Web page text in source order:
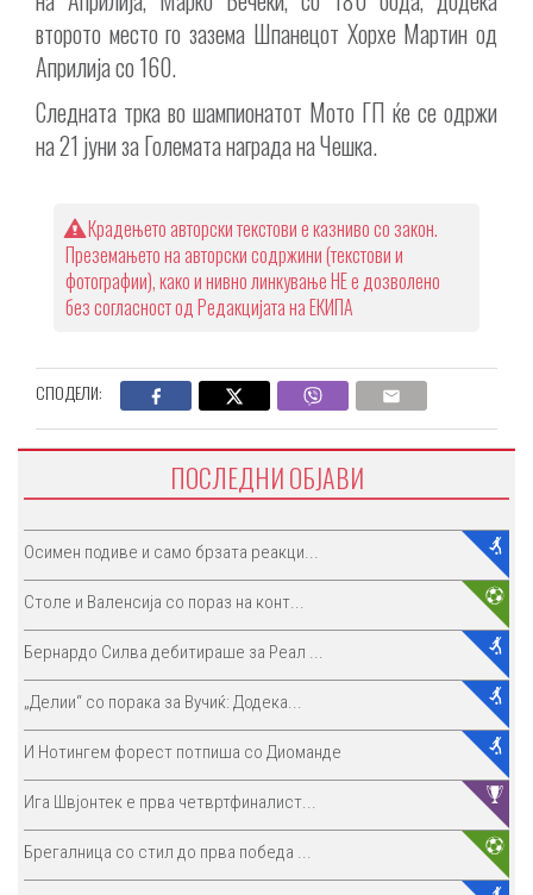
второто место го зазема Шпанецот Хорхе Мартин од
Априлија со 160.
Следната трка во шампионатот Мото ГП ќе се одржи
на 21 јуни за Големата награда на Чешка.
Крадењето авторски текстови е казниво со закон.
Преземањето на авторски содржини (текстови и
фотографии), како и нивно линкување НЕ е дозволено
без согласност од Редакцијата на ЕКИПА
СПОДЕЛИ:
ПОСЛЕДНИ ОБЈАВИ
Осимен подиве и само брзата реакци...
Столе и Валенсија со пораз на конт...
Бернардо Силва дебитираше за Реал ...
„Делии“ со порака за Вучиќ: Додека...
И Нотингем форест потпиша со Диоманде
Ига Швјонтек е прва четвртфиналист...
Брегалница со стил до прва победа ...